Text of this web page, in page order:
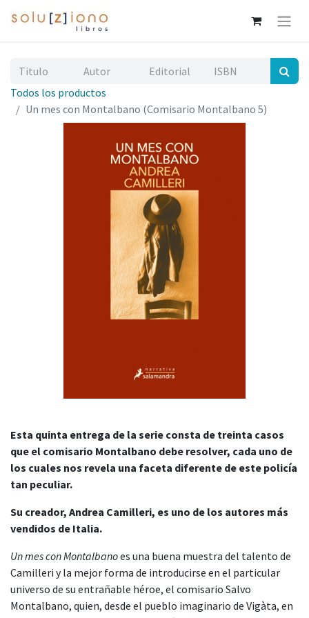
Todos los productos
Un mes con Montalbano (Comisario Montalbano 5)
Esta quinta entrega de la serie consta de treinta casos
que el comisario Montalbano debe resolver, cada uno de
los cuales nos revela una faceta diferente de este policía
tan peculiar.
Su creador, Andrea Camilleri, es uno de los autores más
vendidos de Italia.
Un mes con Montalbanoes una buena muestra del talento de
Camilleri y la mejor forma de introducirse en el particular
universo de su entrañable héroe, el comisario Salvo
Montalbano, quien, desde el pueblo imaginario de Vigàta, en